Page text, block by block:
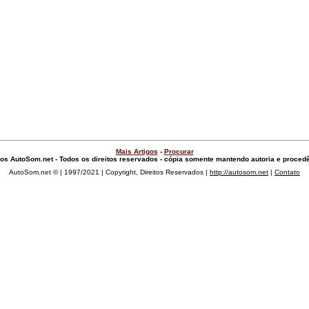
Mais Artigos - Procurar
AutoSom.net - Todos os direitos reservados - cópia somente mantendo autoria e
AutoSom.net © | 1997/2021 | Copyright, Direitos Reservados | http://autosom.net | Contato